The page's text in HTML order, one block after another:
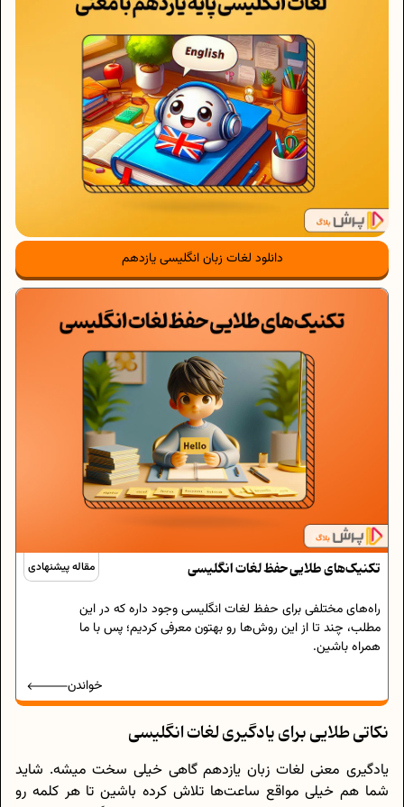
دانلود لغات زبان انگلیسی یازدهم
مقاله پیشنهادی تکنیک‌های طلایی حفظ لغات انگلیسی
راه‌های مختلفی برای حفظ لغات انگلیسی وجود داره که در این
مطلب، چند تا از این روش‌ها رو بهتون معرفی کردیم؛ پس با ما
همراه باشین.
خواندن
نکاتی طلایی برای یادگیری لغات انگلیسی
یادگیری معنی لغات زبان یازدهم گاهی خیلی سخت میشه. شاید
شما هم خیلی مواقع ساعت‌ها تلاش کرده باشین تا هر کلمه رو